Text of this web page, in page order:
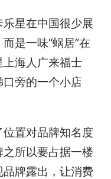
星在中国很少展
是一味“蜗居”在
海人广来福士
旁的一个小店
置对品牌知名度
所以要占据一楼
牌露出，让消费